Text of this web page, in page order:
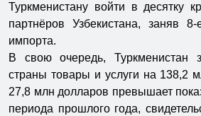
Туркменистану войти в десятку
партнёров Узбекистана, заняв
импорта.
В свою очередь, Туркменистан
страны товары и услуги на 138,2
27,8 млн долларов превышает
периода прошлого года,